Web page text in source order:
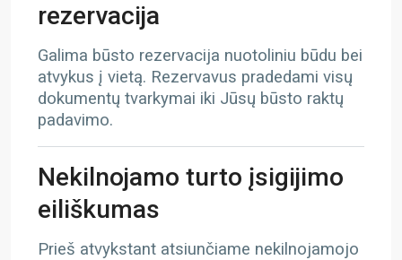
rezervacija
Galima būsto rezervacija nuotoliniu būdu bei
atvykus į vietą. Rezervavus pradedami visų
dokumentų tvarkymai iki Jūsų būsto raktų
padavimo.
Nekilnojamo turto įsigijimo
eiliškumas
Prieš atvykstant atsiunčiame nekilnojamojo